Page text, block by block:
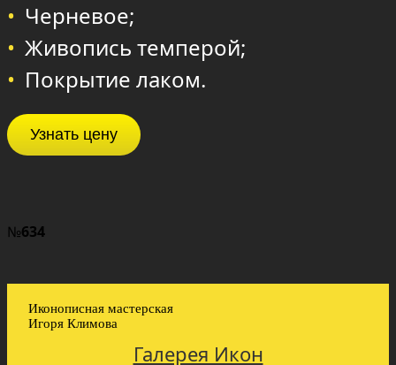
Черневое;
Живопись темперой;
Покрытие лаком.
Узнать цену
№634
Иконописная мастерская
Игоря Климова
Галерея Икон